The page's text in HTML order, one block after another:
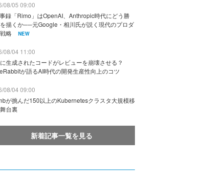
08/05 09:00
録「Rimo」はOpenAI、Anthropic時代にどう勝
描くか──元Google・相川氏が説く現代のプロダ
略
NEW
08/04 11:00
生成されたコードがレビューを崩壊させる？
が語るAI時代の開発生産性向上のコツ
08/04 09:00
が挑んだ150以上のKubernetesクラスタ大規模移
台裏
新着記事一覧を見る